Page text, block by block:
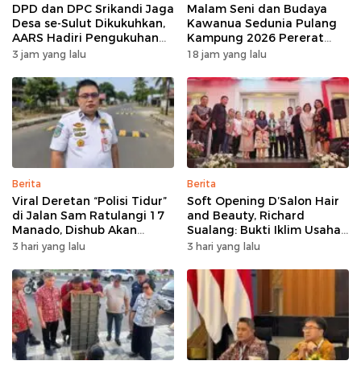
DPD dan DPC Srikandi Jaga
Desa se-Sulut Dikukuhkan,
AARS Hadiri Pengukuhan
Perdana di Indonesia
3 jam yang lalu
Malam Seni dan Budaya
Kawanua Sedunia Pulang
Kampung 2026 Pererat
Persaudaraan dan
Sulawesi Utara
18 jam yang lalu
Berita
Viral Deretan “Polisi Tidur”
di Jalan Sam Ratulangi 17
Manado, Dishub Akan
Musyawarahkan Solusi
3 hari yang lalu
Berita
Soft Opening D’Salon Hair
and Beauty, Richard
Sualang: Bukti Iklim Usaha
di Manado Terus
3 hari yang lalu